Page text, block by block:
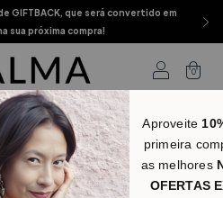
GIFTBACK, que será convertido em
sua próxima compra!
0
FILTRAR
Aproveite
primeira
as melhores
OFERTAS